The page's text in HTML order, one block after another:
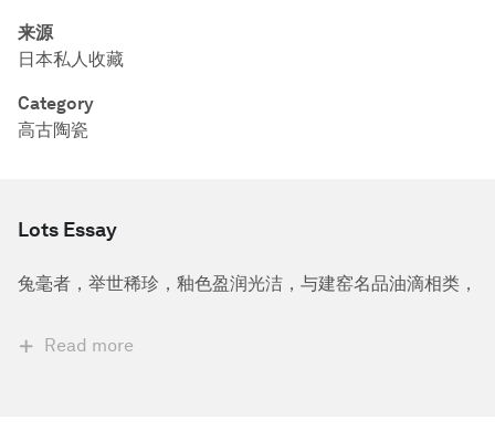
来源
日本私人收藏
Category
高古陶瓷
Lots Essay
兔毫者，举世稀珍，釉色盈润光洁，与建窑名品油滴相类，
Read more